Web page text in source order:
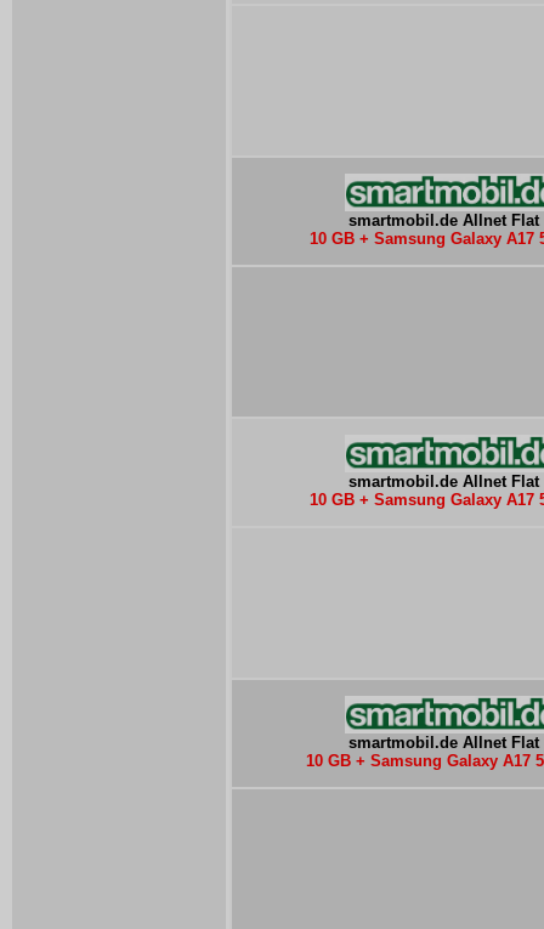
smartmobil.de Allnet Flat
10 GB + Samsung Galaxy A17
smartmobil.de Allnet Flat
10 GB + Samsung Galaxy A17
smartmobil.de Allnet Flat
10 GB + Samsung Galaxy A17